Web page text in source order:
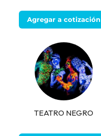
Agregar a cotización
TEATRO NEGRO